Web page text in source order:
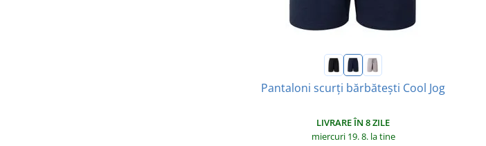
Pantaloni scurți bărbătești Cool Jog
LIVRARE ÎN 8 ZILE
miercuri 19. 8. la tine